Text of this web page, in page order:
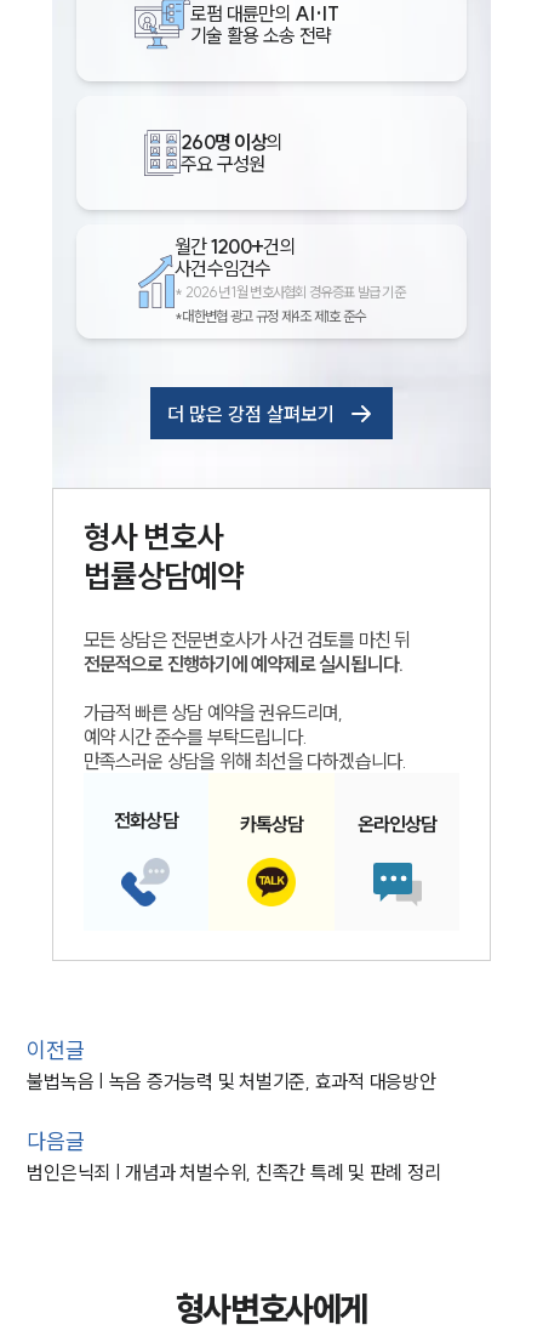
로펌 대륜만의 AI·IT
기술 활용 소송 전략
260명 이상의
주요 구성원
월간1200+건의
사건수임건수
* 2026년 1월 변호사협회 경유증표 발급 기준
*대한변협 광고 규정 제4조 제1호 준수
더 많은 강점 살펴보기
형사변호사
법률상담예약
모든 상담은 전문변호사가 사건 검토를 마친 뒤
전문적으로 진행하기에 예약제로 실시됩니다.
가급적 빠른 상담 예약을 권유드리며,
예약 시간 준수를 부탁드립니다.
만족스러운 상담을 위해 최선을 다하겠습니다.
전화상담 카톡상담 온라인상담
이전글
불법녹음 | 녹음 증거능력 및 처벌기준, 효과적 대응방안
다음글
범인은닉죄 | 개념과 처벌수위, 친족간 특례 및 판례 정리
형사변호사에게